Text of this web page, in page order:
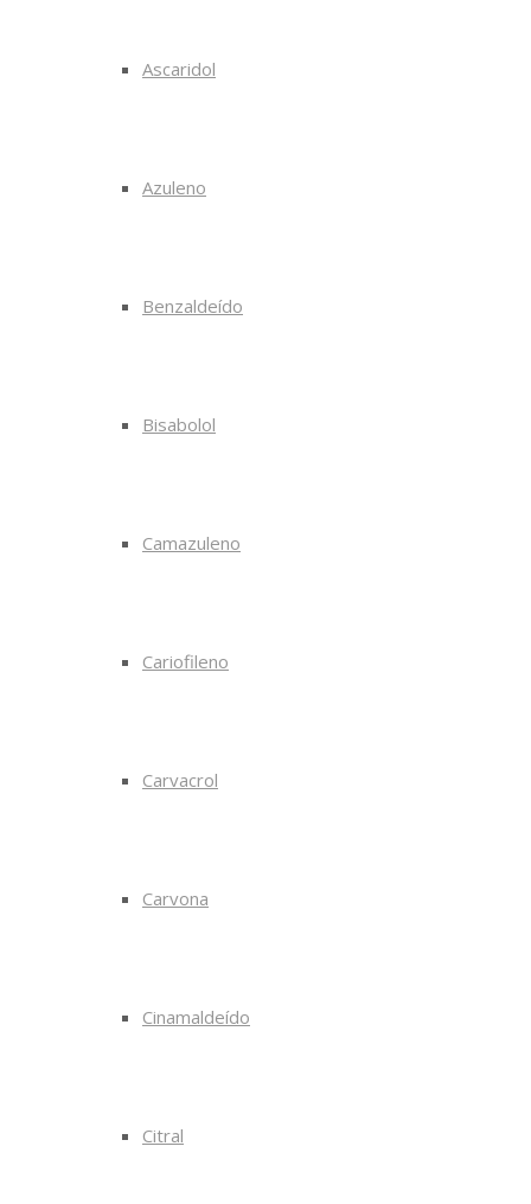
Ascaridol
Azuleno
Benzaldeído
Bisabolol
Camazuleno
Cariofileno
Carvacrol
Carvona
Cinamaldeído
Citral